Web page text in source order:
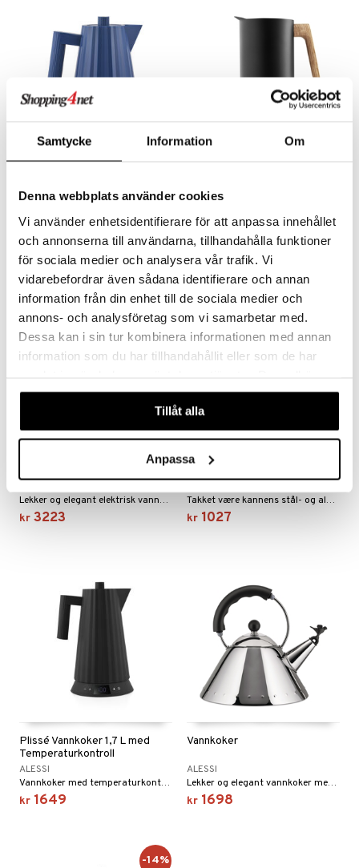
Samtycke Information Om
Denna webbplats använder cookies
Vi använder enhetsidentifierare för att anpassa innehållet
och annonserna till användarna, tillhandahålla funktioner
för sociala medier och analysera vår trafik. Vi
vidarebefordrar även sådana identifierare och annan
information från din enhet till de sociala medier och
annons- och analysföretag som vi samarbetar med.
Dessa kan i sin tur kombinera informationen med annan
information som du har tillhandahållit eller som de har
våra cookies vid fortsatt användande av vår webbplats.
Tillåt alla
Anpassa
Finnes i flere varianter
L Blå
ALESSI
kr 1098
Vannkoker Svart
EVA SOLO
Nordic Kitchen Vannkoker i sort med et maskulint uttrykk som mykes opp på en elegant måte av håndtaket i oljet eik.
kr 1926
Lekker og elegant elektrisk vannkoker i rustfritt stål, med en fugl på tuten som "plystrer" når vannet koker. Håndtaket, fuglen og knoppen er i plast og finnes i tre ulike farger.
kr 3223
Eva Solo Nordic Kitchen
Takket være kannens stål- og aluminiumskonstruksjon i bunnen er det raskt å koke vann til kaffe, te eller matlaging på induksjonstoppen.
kr 1027
Plissé Vannkoker 1,7 L med
Temperaturkontroll
ALESSI
Vannkoker med temperaturkontroll, i termoplast.
kr 1649
Vannkoker
ALESSI
Lekker og elegant vannkoker med en fugl på tuten som fløyter når vannet koker. Vannkokeren er magnetisk og i rustfritt stål. Håndtaket, fuglen og kroppen er i plast og finnes i tre ulike farger.
kr 1698
-14%